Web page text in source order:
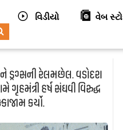
વિડીયો વેબ
ડ્રગ્સની રેલમછેલ. વડોદરા
ગૃહમંત્રી હર્ષ સંઘવી વિરુદ્ધ
કર્યો.